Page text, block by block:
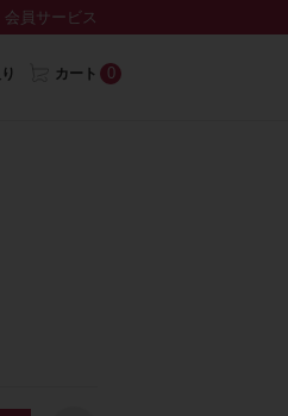
会員サービス
カート 0